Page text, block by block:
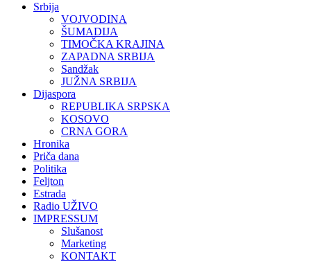
Srbija
VOJVODINA
ŠUMADIJA
TIMOČKA KRAJINA
ZAPADNA SRBIJA
Sandžak
JUŽNA SRBIJA
Dijaspora
REPUBLIKA SRPSKA
KOSOVO
CRNA GORA
Hronika
Priča dana
Politika
Feljton
Estrada
Radio UŽIVO
IMPRESSUM
Slušanost
Marketing
KONTAKT